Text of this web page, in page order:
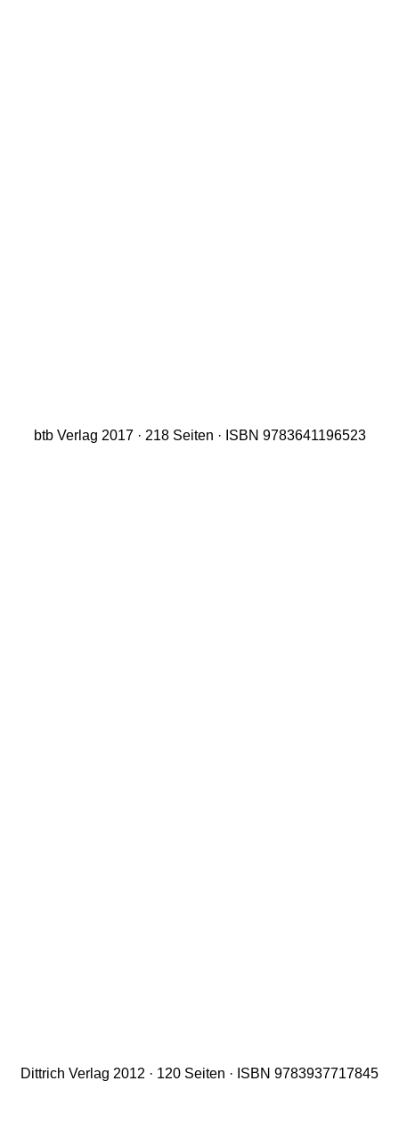
btb Verlag 2017 · 218 Seiten · ISBN 9783641196523
Dittrich Verlag 2012 · 120 Seiten · ISBN 9783937717845